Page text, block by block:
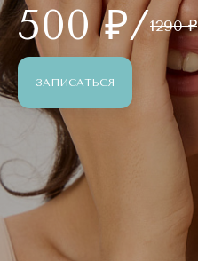
500 ₽/1290 ₽
ЗАПИСАТЬСЯ